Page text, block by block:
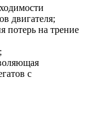
двигателя;
потерь на трение
с